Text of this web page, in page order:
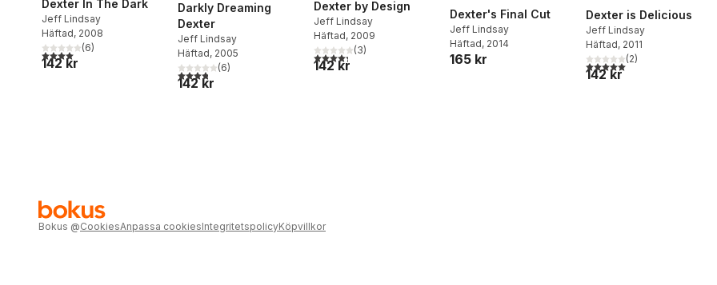
Dexter In The Dark
Jeff Lindsay
Häftad, 2008
4,0utav 5 stjärnor. Totalt antal röster:
(6)
142 kr
Darkly Dreaming
Dexter
Jeff Lindsay
Häftad, 2005
3,8utav 5 stjärnor. Totalt antal röster:
(6)
142 kr
Dexter by Design
Jeff Lindsay
Häftad, 2009
4,3utav 5 stjärnor. Totalt antal röster:
(3)
142 kr
Dexter's Final Cut
Jeff Lindsay
Häftad, 2014
165 kr
Dexter is Delicious
Jeff Lindsay
Häftad, 2011
5,0utav 5 stjärnor. Totalt
(2)
142 kr
Bokus @CookiesAnpassa cookiesIntegritetspolicyKöpvillkor